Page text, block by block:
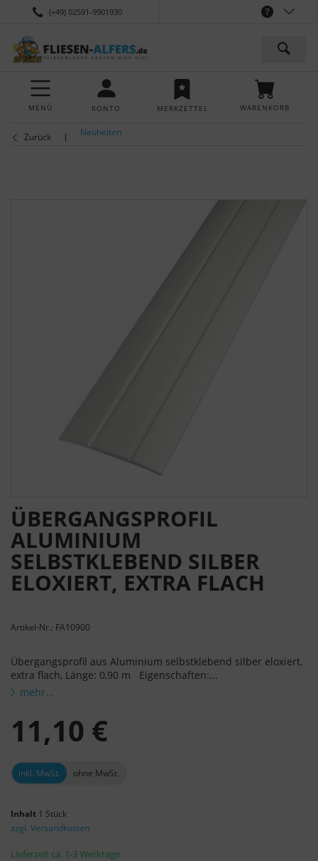
(+49) 02591-9901930
MENÜ KONTO MERKZETTEL WARENKORB
Zurück Neuheiten
ÜBERGANGSPROFIL
ALUMINIUM
SELBSTKLEBEND SILBER
ELOXIERT, EXTRA FLACH
Artikel-Nr.: FA10900
Übergangsprofil aus Aluminium selbstklebend silber eloxiert,
extra flach, Länge: 0,90 m Eigenschaften:...
mehr...
11,10 €
inkl. MwSt. ohne MwSt.
Inhalt 1 Stück
zzgl. Versandkosten
Lieferzeit ca. 1-3 Werktage